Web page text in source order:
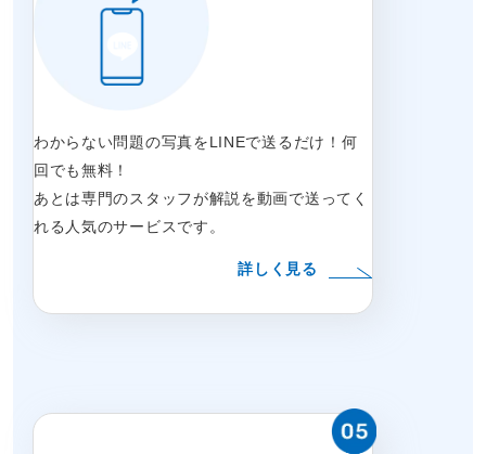
わからない問題の写真をLINEで送るだけ！何
回でも無料！
あとは専門のスタッフが解説を動画で送ってく
れる人気のサービスです。
詳しく見る